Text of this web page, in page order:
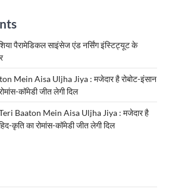
पैरामेडिकल साइंसेज एंड नर्सिंग इंस्टिट्यूट के
Mein Aisa Uljha Jiya : मजेदार है रोबोट-इंसान
कॉमेडी जीत लेगी दिल
Baaton Mein Aisa Uljha Jiya : मजेदार है
कृति का रोमांस-कॉमेडी जीत लेगी दिल